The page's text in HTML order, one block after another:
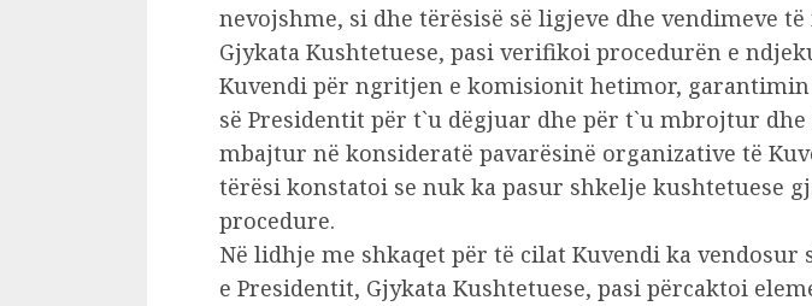
nevojshme, si dhe tërësisë së ligjeve dhe vendimeve
Gjykata Kushtetuese, pasi verifikoi procedurën e
Kuvendi për ngritjen e komisionit hetimor, garantimin
së Presidentit për t`u dëgjuar dhe për t`u mbrojtur dhe
mbajtur në konsideratë pavarësinë organizative të
tërësi konstatoi se nuk ka pasur shkelje kushtetuese
procedure.
Në lidhje me shkaqet për të cilat Kuvendi ka
e Presidentit, Gjykata Kushtetuese, pasi përcaktoi